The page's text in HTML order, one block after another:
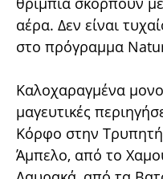
αέρα. Δεν είναι
στο πρόγραμμα
Καλοχαραγμένα
μαγευτικές
Κόρφο στην
Άμπελο, από το